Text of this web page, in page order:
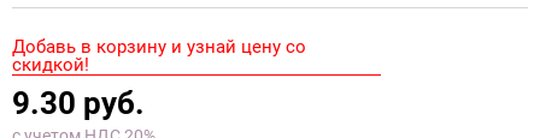
Добавь в корзину и узнай цену со
скидкой!
9.30 руб.